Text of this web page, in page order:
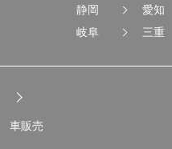
静岡
愛知
岐阜
三重
車販売